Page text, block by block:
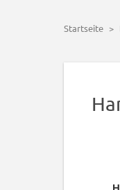
Startseite >